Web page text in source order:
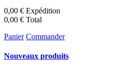
0,00 € Expédition
0,00 € Total
Panier Commander
Nouveaux produits